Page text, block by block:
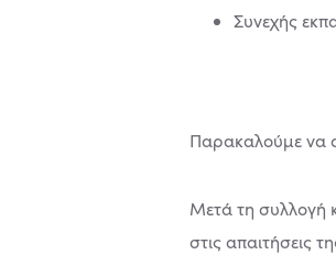
Συνεχής
Παρακαλούμε να
Μετά τη συλλογή
στις απαιτήσεις